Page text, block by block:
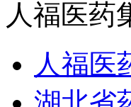
人福医药
人福医